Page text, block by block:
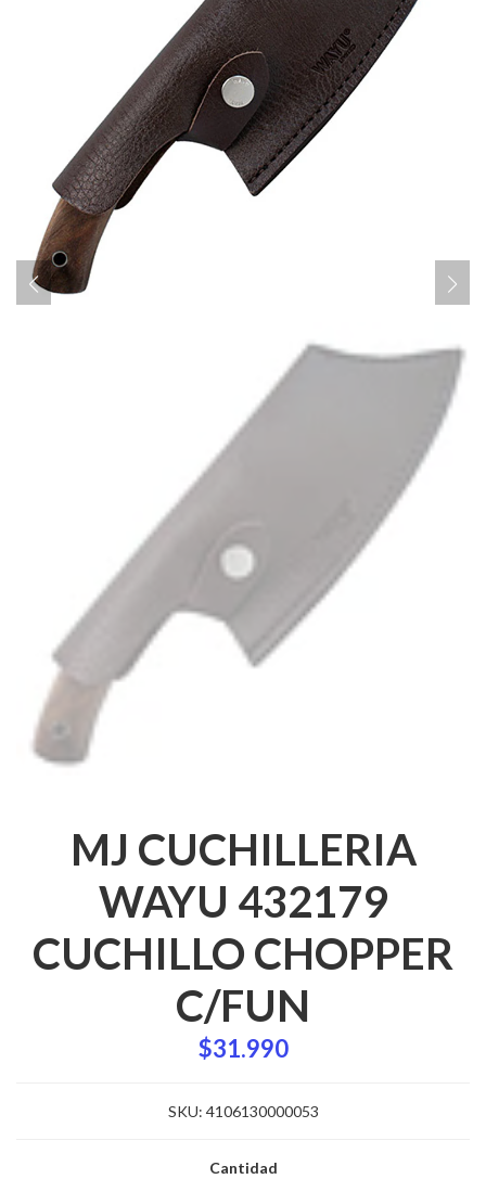
MJ CUCHILLERIA
WAYU 432179
CUCHILLO CHOPPER
C/FUN
$31.990
SKU: 4106130000053
Cantidad